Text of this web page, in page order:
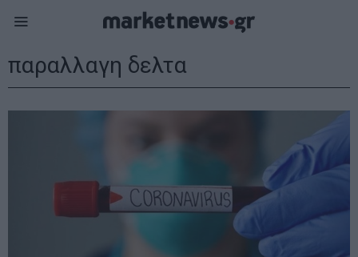
παραλλαγη δελτα